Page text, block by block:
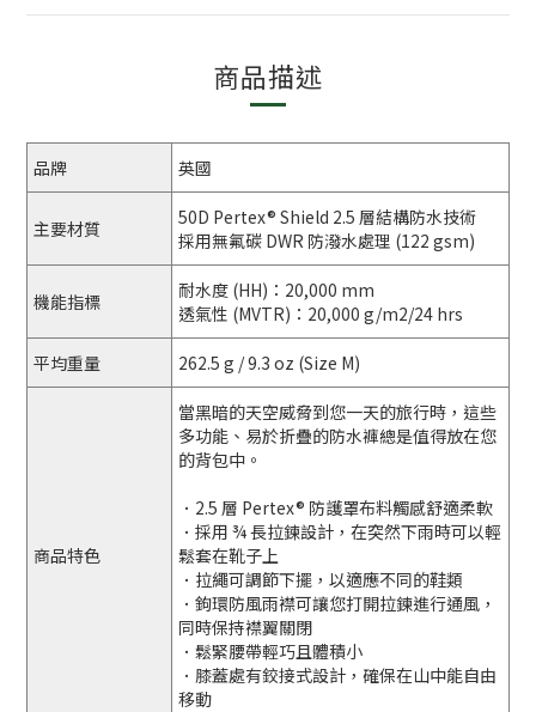
商品描述
品牌 英國
主要材質
50D Pertex® Shield 2.5 層結構防水技術
採用無氟碳 DWR 防潑水處理 (122 gsm)
機能指標
耐水度 (HH)：20,000 mm
透氣性 (MVTR)：20,000 g/m2/24 hrs
平均重量 262.5 g / 9.3 oz (Size M)
商品特色
當黑暗的天空威脅到您一天的旅行時，這些
多功能、易於折疊的防水褲總是值得放在您
的背包中。
．2.5 層 Pertex® 防護罩布料觸感舒適柔軟
．採用 ¾ 長拉鍊設計，在突然下雨時可以輕
鬆套在靴子上
．拉繩可調節下擺，以適應不同的鞋類
．鉤環防風雨襟可讓您打開拉鍊進行通風，
同時保持襟翼關閉
．鬆緊腰帶輕巧且體積小
．膝蓋處有鉸接式設計，確保在山中能自由
移動